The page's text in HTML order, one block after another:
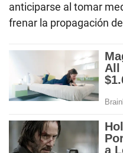
anticiparse al tomar
frenar la propagación